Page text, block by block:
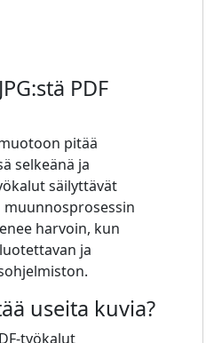
PDF
pitää
selkeänä ja
säilyttävät
harvoin, kun
ja
useita kuvia?
työkalut